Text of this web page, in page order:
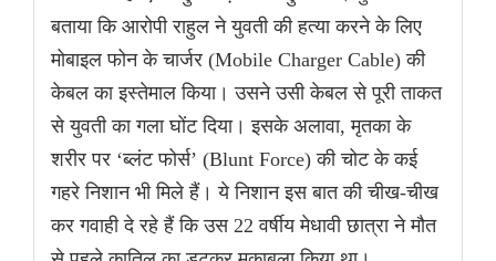
बताया कि आरोपी राहुल ने युवती की हत्या करने के लिए
मोबाइल फोन के चार्जर (Mobile Charger Cable) की
केबल का इस्तेमाल किया। उसने उसी केबल से पूरी ताकत
से युवती का गला घोंट दिया। इसके अलावा, मृतका के
शरीर पर ‘ब्लंट फोर्स’ (Blunt Force) की चोट के कई
गहरे निशान भी मिले हैं। ये निशान इस बात की चीख-चीख
कर गवाही दे रहे हैं कि उस 22 वर्षीय मेधावी छात्रा ने मौत